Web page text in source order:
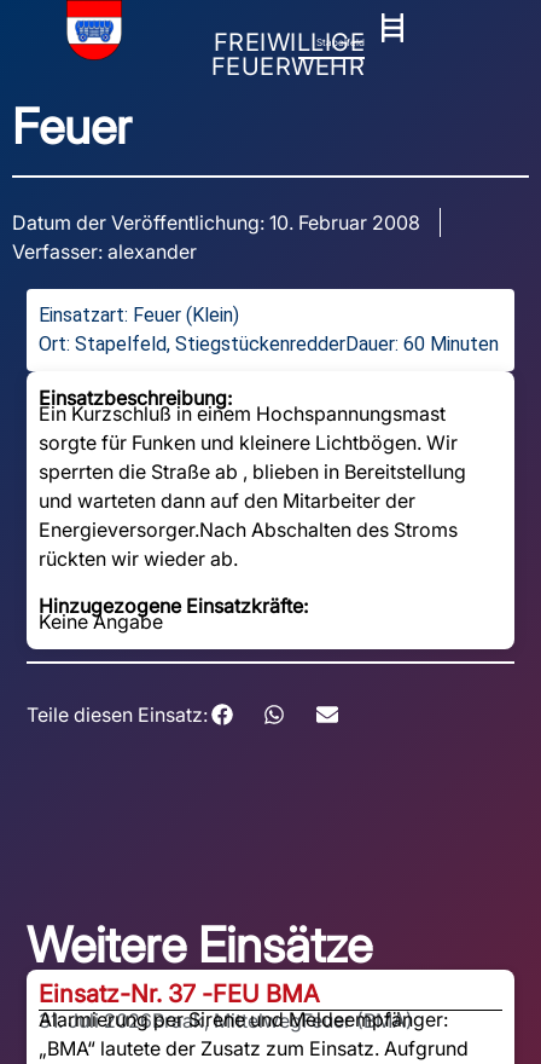
FREIWILLIGE
FEUERWEHR
Stapelfeld
Feuer
Datum der Veröffentlichung: 10. Februar 2008
Verfasser: alexander
Einsatzart: Feuer (Klein)
Ort: Stapelfeld, StiegstückenredderDauer: 60 Minuten
Einsatzbeschreibung:
Ein Kurzschluß in einem Hochspannungsmast
sorgte für Funken und kleinere Lichtbögen. Wir
sperrten die Straße ab , blieben in Bereitstellung
und warteten dann auf den Mitarbeiter der
Energieversorger.Nach Abschalten des Stroms
rückten wir wieder ab.
Hinzugezogene Einsatzkräfte:
Keine Angabe
Teile diesen Einsatz:
Weitere Einsätze
Einsatz-Nr. 37 -FEU BMA
31. Juli 2026Braak, MittelwegFeuer (BMA)
Alarmierung per Sirene und Meldeempfänger:
„BMA“ lautete der Zusatz zum Einsatz. Aufgrund